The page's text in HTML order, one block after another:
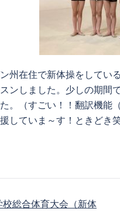
州在住で新体操をしてい
ンしました。少しの期間
。（すごい！！翻訳機
していま～す！ときどき
総合体育大会（新体